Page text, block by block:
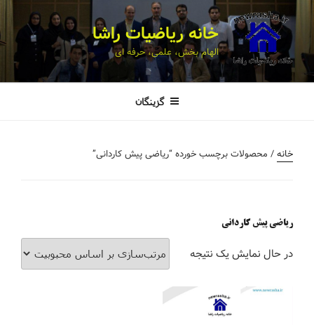
خانه ریاضیات راشا
الهام بخش، علمی، حرفه ای
گزینگان
خانه/ محصولات برچسب خورده “ریاضی پیش کاردانی”
ریاضی پیش کاردانی
در حال نمایش یک نتیجه